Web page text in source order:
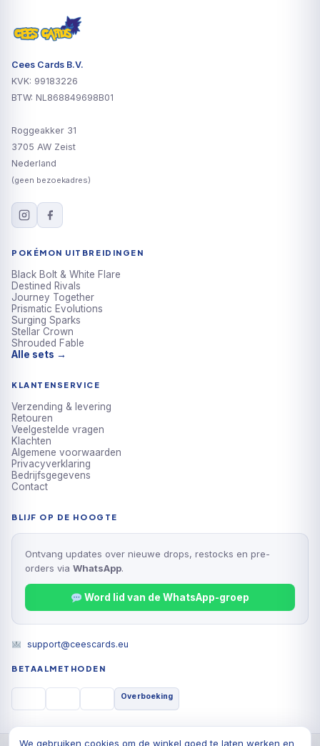
Cees Cards B.V.
KVK: 99183226
BTW: NL868849698B01
Roggeakker 31
3705 AW Zeist
Nederland
(geen bezoekadres)
POKÉMON UITBREIDINGEN
Black Bolt & White Flare
Destined Rivals
Journey Together
Prismatic Evolutions
Surging Sparks
Stellar Crown
Shrouded Fable
Alle sets →
KLANTENSERVICE
Verzending & levering
Retouren
Veelgestelde vragen
Klachten
Algemene voorwaarden
Privacyverklaring
Bedrijfsgegevens
Contact
BLIJF OP DE HOOGTE
Ontvang updates over nieuwe drops, restocks en pre-
orders via WhatsApp.
Word lid van de WhatsApp-groep
support@ceescards.eu
BETAALMETHODEN
Overboeking
We gebruiken cookies om de winkel goed te laten werken en